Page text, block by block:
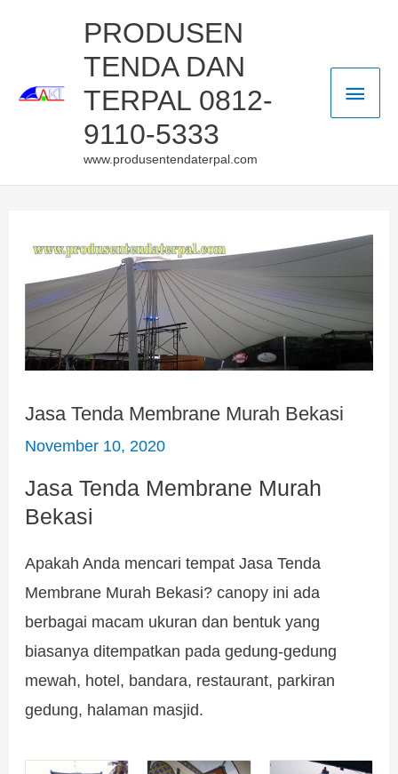
PRODUSEN
TENDA DAN
TERPAL 0812-
9110-5333
www.produsentendaterpal.com
Jasa Tenda Membrane Murah Bekasi
November 10, 2020
Jasa Tenda Membrane Murah
Bekasi
Apakah Anda mencari tempat Jasa Tenda
Membrane Murah Bekasi? canopy ini ada
berbagai macam ukuran dan bentuk yang
biasanya ditempatkan pada gedung-gedung
mewah, hotel, bandara, restaurant, parkiran
gedung, halaman masjid.